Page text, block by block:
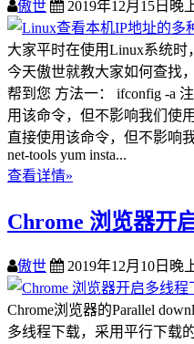
傲世 2019年12月15日晚
大家平时在使用Linux系统时
今天傲世就教大家如何查找
帮到您 方法一： ifconfig -a
用该命令，但不影响我们使
直接使用该命令，但不影响
net-tools yum insta...
查看详情»
Chrome 浏览器开
傲世 2019年12月10日晚
Chrome浏览器的Parallel
多线程下载，采用平行下载